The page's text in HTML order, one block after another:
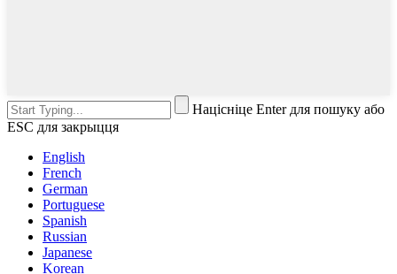
Націсніце Enter для пошуку або
ESC для закрыцця
English
French
German
Portuguese
Spanish
Russian
Japanese
Korean